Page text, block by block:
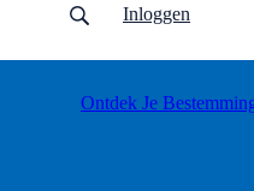
Inloggen
Ontdek Je